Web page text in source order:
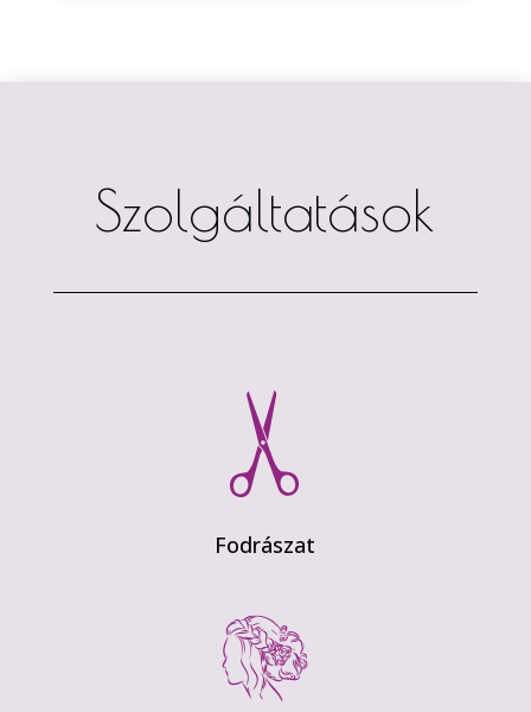
Szolgáltatások
Fodrászat